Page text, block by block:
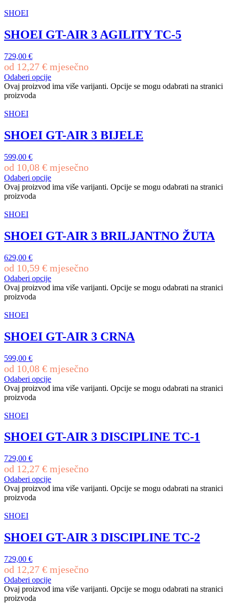
SHOEI
SHOEI GT-AIR 3 AGILITY TC-5
729,00 €
od 12,27 € mjesečno
Odaberi opcije
Ovaj proizvod ima više varijanti. Opcije se mogu odabrati na stranici
proizvoda
SHOEI
SHOEI GT-AIR 3 BIJELE
599,00 €
od 10,08 € mjesečno
Odaberi opcije
Ovaj proizvod ima više varijanti. Opcije se mogu odabrati na stranici
proizvoda
SHOEI
SHOEI GT-AIR 3 BRILJANTNO ŽUTA
629,00 €
od 10,59 € mjesečno
Odaberi opcije
Ovaj proizvod ima više varijanti. Opcije se mogu odabrati na stranici
proizvoda
SHOEI
SHOEI GT-AIR 3 CRNA
599,00 €
od 10,08 € mjesečno
Odaberi opcije
Ovaj proizvod ima više varijanti. Opcije se mogu odabrati na stranici
proizvoda
SHOEI
SHOEI GT-AIR 3 DISCIPLINE TC-1
729,00 €
od 12,27 € mjesečno
Odaberi opcije
Ovaj proizvod ima više varijanti. Opcije se mogu odabrati na stranici
proizvoda
SHOEI
SHOEI GT-AIR 3 DISCIPLINE TC-2
729,00 €
od 12,27 € mjesečno
Odaberi opcije
Ovaj proizvod ima više varijanti. Opcije se mogu odabrati na stranici
proizvoda